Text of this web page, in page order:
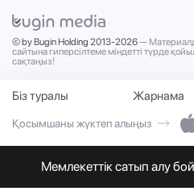
© by Bugin Holding 2013-2026—
сайтына гиперсілтеме міндетті түрде
сақтаңыз!
Біз туралы Жарнама
Қосымшаны жүктеп алыңыз
Мемлекеттік сатып алу